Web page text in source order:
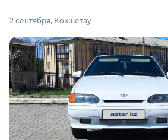
2 сентября, Кокшетау